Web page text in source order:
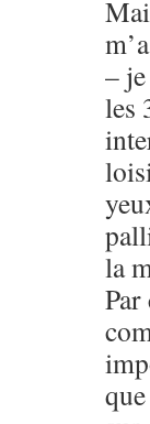
–
les
la